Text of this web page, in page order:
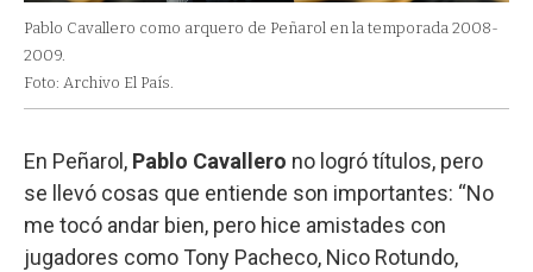
Pablo Cavallero como arquero de Peñarol en la temporada 2008-
2009.
Foto: Archivo El País.
En Peñarol, Pablo Cavallero no logró títulos, pero
se llevó cosas que entiende son importantes: “No
me tocó andar bien, pero hice amistades con
jugadores como Tony Pacheco, Nico Rotundo,